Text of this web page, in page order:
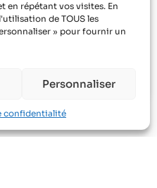
en répétant vos visites. En
de TOUS les
» pour fournir un
Personnaliser
confidentialité
sur le
2030